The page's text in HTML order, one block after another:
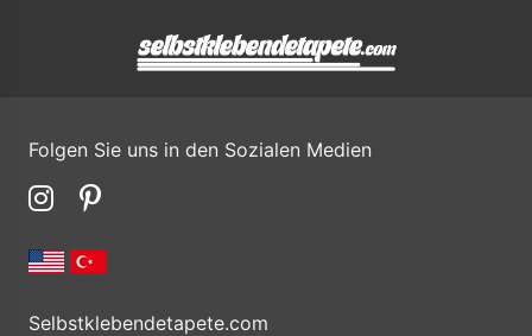
Folgen Sie uns in den Sozialen Medien
Selbstklebendetapete.com